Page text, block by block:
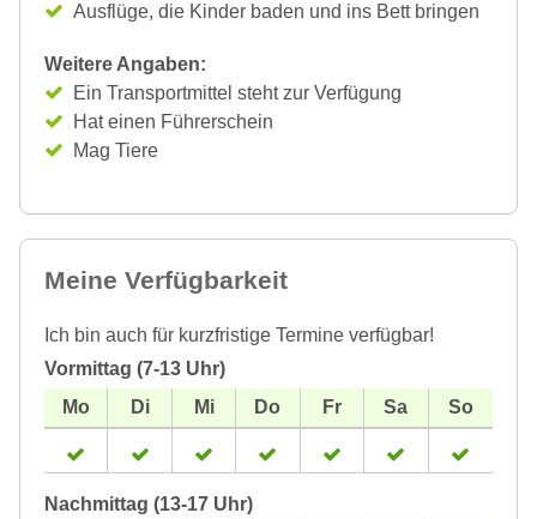
Ausflüge, die Kinder baden und ins Bett bringen
Weitere Angaben:
Ein Transportmittel steht zur Verfügung
Hat einen Führerschein
Mag Tiere
Meine Verfügbarkeit
Ich bin auch für kurzfristige Termine verfügbar!
Vormittag (7-13 Uhr)
Nachmittag (13-17 Uhr)